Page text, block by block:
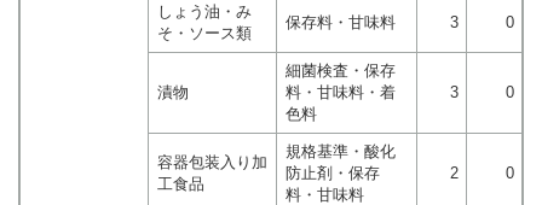
しょう油・み
そ・ソース類
保存料・甘味料 3 0
漬物
細菌検査・保存
料・甘味料・着
色料
3 0
容器包装入り加
工食品
規格基準・酸化
防止剤・保存
料・甘味料
2 0